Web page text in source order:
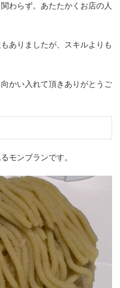
わらず。あたたかくお店の人
ありましたが、スキルよりも
かい入れて頂きありがとうご
モンブランです。